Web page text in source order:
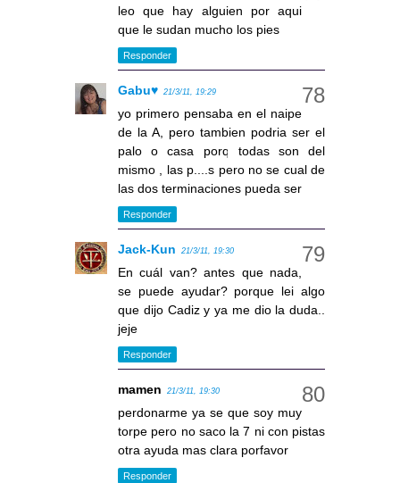
leo que hay alguien por aqui
que le sudan mucho los pies
Responder
Gabu♥ 21/3/11, 19:29
yo primero pensaba en el naipe
de la A, pero tambien podria ser el
palo o casa porq todas son del
mismo , las p....s pero no se cual de
las dos terminaciones pueda ser
Responder
Jack-Kun 21/3/11, 19:30
En cuál van? antes que nada,
se puede ayudar? porque lei algo
que dijo Cadiz y ya me dio la duda..
jeje
Responder
mamen 21/3/11, 19:30
perdonarme ya se que soy muy
torpe pero no saco la 7 ni con pistas
otra ayuda mas clara porfavor
Responder